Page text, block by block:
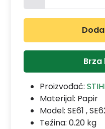
Proizvođač:
Materijal: Papir
Model: SE61 ,
Težina: 0.20 kg